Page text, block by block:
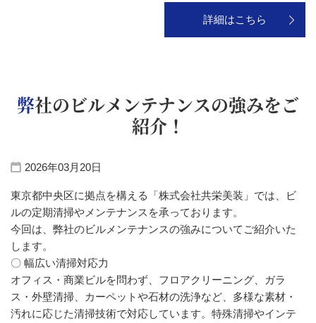
詳細はこちら
弊社のビルメンテナンスの強みをご
紹介！
2026年03月20日
東京都中央区に拠点を構える「株式会社共栄美装」では、ビ
ルの定期清掃やメンテナンスを承っております。
今回は、弊社のビルメンテナンスの強みについてご紹介いた
します。
〇 幅広い清掃対応力
オフィス・商業ビルを問わず、フロアクリーニング、ガラ
ス・外壁清掃、カーペットや石材の洗浄など、多様な素材・
汚れに応じた清掃技術で対応しています。特殊清掃やインテ